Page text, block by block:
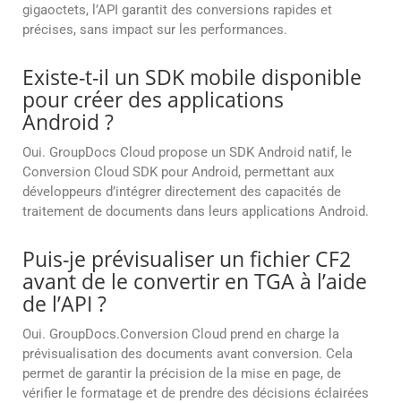
gigaoctets, l’API garantit des conversions rapides et
précises, sans impact sur les performances.
Existe-t-il un SDK mobile disponible
pour créer des applications
Android ?
Oui. GroupDocs Cloud propose un SDK Android natif, le
Conversion Cloud SDK pour Android, permettant aux
développeurs d’intégrer directement des capacités de
traitement de documents dans leurs applications Android.
Puis-je prévisualiser un fichier CF2
avant de le convertir en TGA à l’aide
de l’API ?
Oui. GroupDocs.Conversion Cloud prend en charge la
prévisualisation des documents avant conversion. Cela
permet de garantir la précision de la mise en page, de
vérifier le formatage et de prendre des décisions éclairées